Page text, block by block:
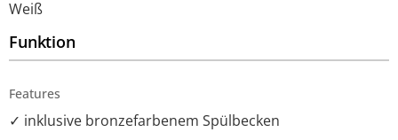
Weiß
Funktion
Features
✓ inklusive bronzefarbenem Spülbecken